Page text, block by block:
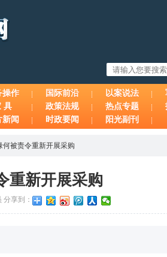
操作 国际前沿 以案说法
具 政策法规 热点专题
新闻 时政要闻 阳光副刊
何被责令重新开展采购
重新开展采购
享到：